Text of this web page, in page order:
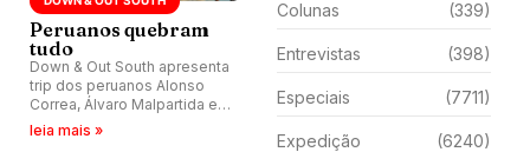
Peruanos quebram
tudo
Down & Out South apresenta
trip dos peruanos Alonso
Correa, Álvaro Malpartida e
Joaquín del Castillo por
leia mais »
Colunas (339)
Entrevistas (398)
Especiais (7711)
Expedição (6240)